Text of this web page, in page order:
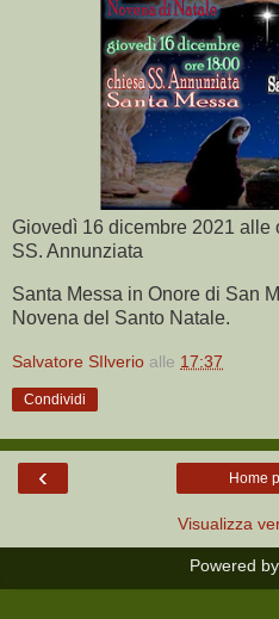
Giovedì 16 dicembre 2021 alle
SS. Annunziata
Santa Messa in Onore di San
Novena del Santo Natale.
Salvatore SIlverio alle 17:37
Condividi
‹ Home
Visualizza
Powered by